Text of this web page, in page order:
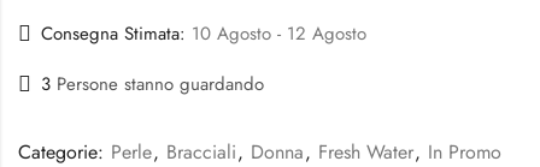
Consegna Stimata: 10 Agosto - 12 Agosto
3 Persone stanno guardando
Categorie: Perle, Bracciali, Donna, Fresh Water, In Promo